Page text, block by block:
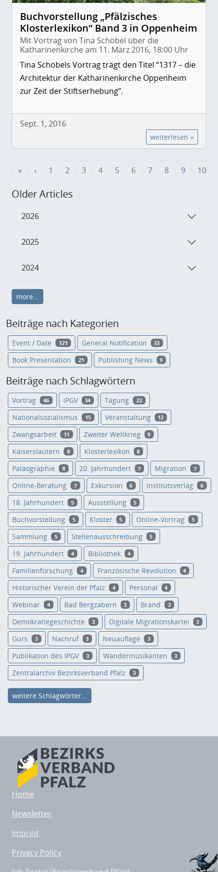
Buchvorstellung „Pfälzisches
Klosterlexikon“ Band 3 in Oppenheim
Mit Vortrag von Tina Schöbel über die
Katharinenkirche am 11. März 2016, 18:00 Uhr
Tina Schöbels Vortrag trägt den Titel “1317 – die
Architektur der Katharinenkirche Oppenheim
zur Zeit der Stiftserhebung”.
Sept. 1, 2016
weiterlesen »
« ‹ 1 2 3 4 5 6 7 8 9 10
Older Articles
2026
2025
2024
more...
Beiträge nach Kategorien
Event / Date 121 General Notification 33
Book Presentation 21 Publishing News 9
Beiträge nach Schlagwörtern
Vortrag 46 IPGV 34 Tagung 22
Nationalsozialismus 15 Veranstaltung 12
Zwangsarbeit 11 Zweiter Weltkrieg 9
Kaiserslautern 8 Klosterlexikon 8
Paläographie 8 20. Jahrhundert 7 Migration 7
Online-Beratung 7 Exkursion 6 Institutsverlag 6
18. Jahrhundert 5 Ausstellung 5
Buchvorstellung 5 Kloster 5 Online-Vortrag 5
Sammlung 5 Stellenausschreibung 5
19. Jahrhundert 4 Bibliothek 4
Familienforschung 4 Französische Revolution 4
Historischer Verein der Pfalz 4 Personal 4
Webinar 4 Bad Bergzabern 3 Brand 3
Demokratiegeschichte 3 Digitale Migrationskartei 3
Gurs 3 Nachruf 3 Neuauflage 3
Publikation des IPGV 3 Wandermusikanten 3
Zentralarchiv Bezirksverband Pfalz 3
weitere Schlagwörter...
Home
Newsletter
Imprint
Privacy Policy